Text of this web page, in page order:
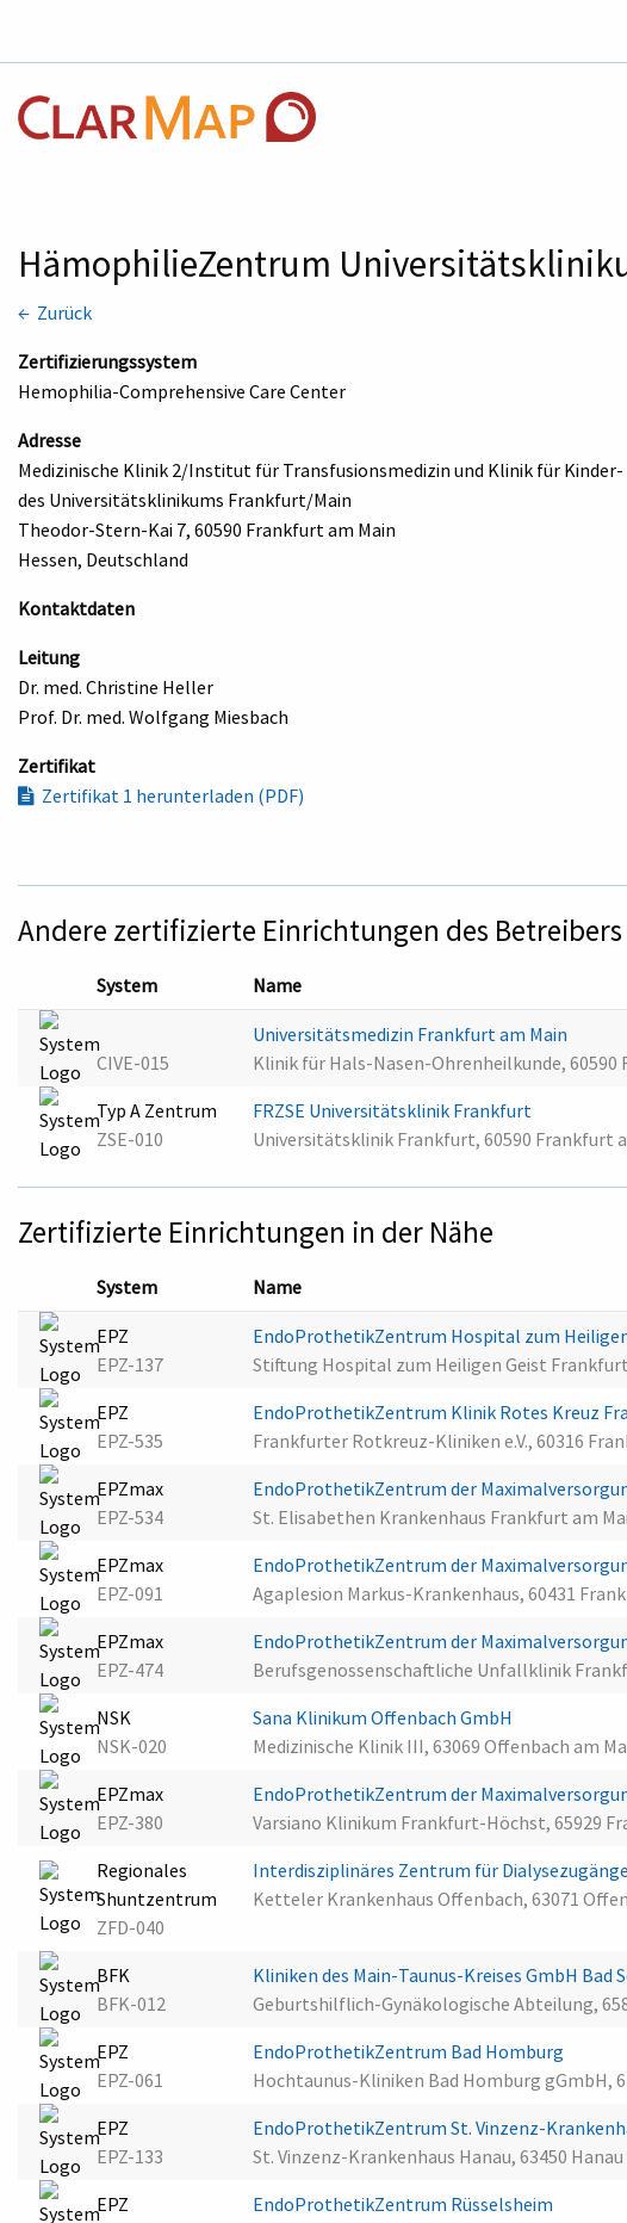
HämophilieZentrum
← Zurück
Zertifizierungssystem
Hemophilia-Comprehensive Care Center
Adresse
Medizinische Klinik 2/Institut für Transfusionsmedizin und Klinik für Kinder-
des Universitätsklinikums Frankfurt/Main
Theodor-Stern-Kai 7, 60590 Frankfurt am Main
Hessen, Deutschland
Kontaktdaten
Leitung
Dr. med. Christine Heller
Prof. Dr. med. Wolfgang Miesbach
Zertifikat
Zertifikat 1 herunterladen (PDF)
Andere zertifizierte Einrichtungen des Betreibers
System Name
CIVE-015
Universitätsmedizin Frankfurt am Main
Klinik für Hals-Nasen-Ohrenheilkunde, 60590
Typ A Zentrum
ZSE-010
FRZSE Universitätsklinik Frankfurt
Universitätsklinik Frankfurt, 60590 Frankfurt
Zertifizierte Einrichtungen in der Nähe
System Name
EPZ
EPZ-137
EndoProthetikZentrum Hospital zum
Stiftung Hospital zum Heiligen Geist
EPZ
EPZ-535
EndoProthetikZentrum Klinik Rotes Kreuz
Frankfurter Rotkreuz-Kliniken e.V., 60316
EPZmax
EPZ-534
EndoProthetikZentrum der
St. Elisabethen Krankenhaus Frankfurt am
EPZmax
EPZ-091
EndoProthetikZentrum der
Agaplesion Markus-Krankenhaus, 60431
EPZmax
EPZ-474
EndoProthetikZentrum der
Berufsgenossenschaftliche Unfallklinik
NSK
NSK-020
Sana Klinikum Offenbach GmbH
Medizinische Klinik III, 63069 Offenbach am
EPZmax
EPZ-380
EndoProthetikZentrum der
Varsiano Klinikum Frankfurt-Höchst, 65929
Regionales
Shuntzentrum
ZFD-040
Interdisziplinäres Zentrum für
Ketteler Krankenhaus Offenbach, 63071
BFK
BFK-012
Kliniken des Main-Taunus-Kreises GmbH Bad
Geburtshilflich-Gynäkologische Abteilung,
EPZ
EPZ-061
EndoProthetikZentrum Bad Homburg
Hochtaunus-Kliniken Bad Homburg gGmbH,
EPZ
EPZ-133
EndoProthetikZentrum St. Vinzenz-
St. Vinzenz-Krankenhaus Hanau, 63450 Hanau
EPZ
EndoProthetikZentrum Rüsselsheim